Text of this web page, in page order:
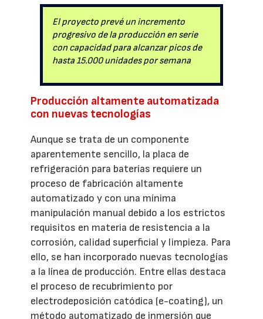
El proyecto prevé un incremento
progresivo de la producción en serie
con capacidad para alcanzar picos de
hasta 15.000 unidades por semana
Producción altamente automatizada
con nuevas tecnologías
Aunque se trata de un componente
aparentemente sencillo, la placa de
refrigeración para baterías requiere un
proceso de fabricación altamente
automatizado y con una mínima
manipulación manual debido a los estrictos
requisitos en materia de resistencia a la
corrosión, calidad superficial y limpieza. Para
ello, se han incorporado nuevas tecnologías
a la línea de producción. Entre ellas destaca
el proceso de recubrimiento por
electrodeposición catódica (e-coating), un
método automatizado de inmersión que